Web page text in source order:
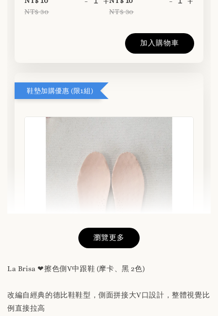
NT$ 30
NT$ 30
加入購物車
鞋墊加購優惠 (限1組)
替換用真皮鞋墊 「購買前請務必閱讀商品敘述
說明」
瀏覽更多
La Brisa ❤擦色側V中跟鞋 (摩卡、黑 2色)
改編自經典的德比鞋鞋型，側面拼接大V口設計，整體視覺比
例直接拉高